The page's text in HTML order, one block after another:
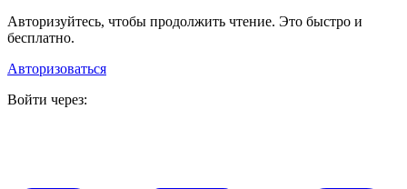
Авторизуйтесь, чтобы продолжить чтение. Это быстро и
бесплатно.
Авторизоваться
Войти через: